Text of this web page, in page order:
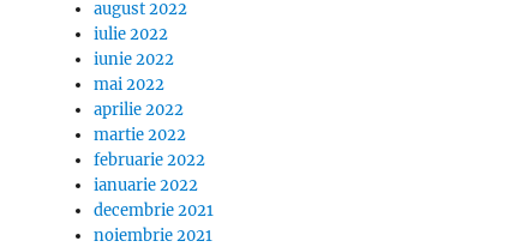
august 2022
iulie 2022
iunie 2022
mai 2022
aprilie 2022
martie 2022
februarie 2022
ianuarie 2022
decembrie 2021
noiembrie 2021